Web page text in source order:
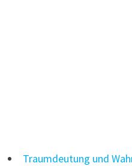
Traumdeutung und